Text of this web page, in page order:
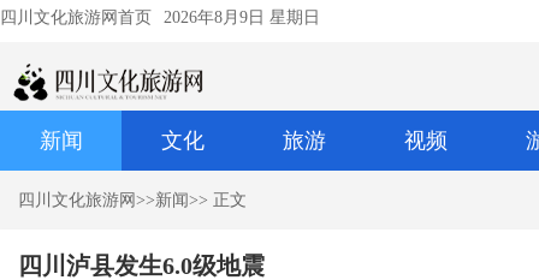
四川文化旅游网首页 2026年8月9日 星期日
新闻 文化 旅游 视频
四川文化旅游网 >>新闻>> 正文
四川泸县发生6.0级地震